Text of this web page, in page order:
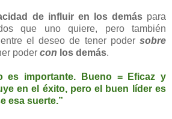
de influir en los demáspara
que uno quiere, pero también
entre el deseo de tener poder sobre
poder con los demás.
es importante. Bueno = Eficaz y
en el éxito, pero el buen líder es
esa suerte.”